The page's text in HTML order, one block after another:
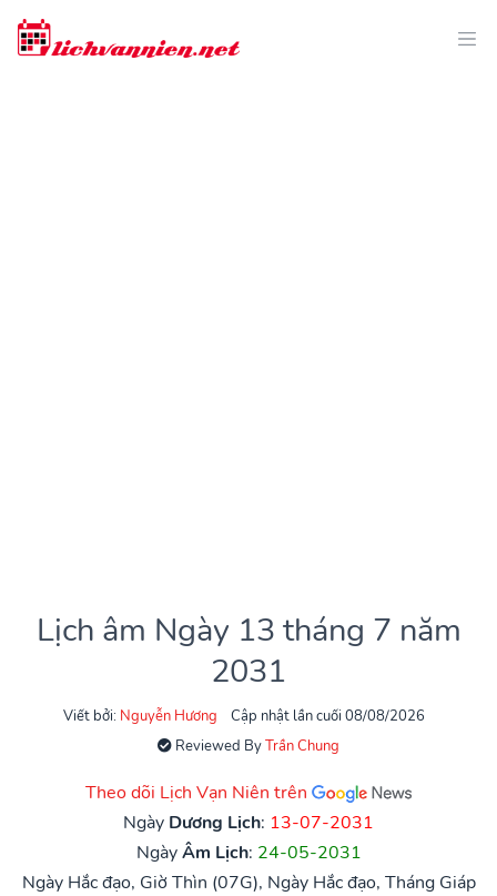
Lịch âm Ngày 13 tháng 7 năm
2031
Viết bởi: Nguyễn Hương
Cập nhật lần cuối 08/08/2026
Reviewed ByTrần Chung
Theo dõi Lịch Vạn Niên trên
Ngày Dương Lịch: 13-07-2031
NgàyÂm Lịch: 24-05-2031
Ngày Hắc đạo, Giờ Thìn (07G), Ngày Hắc đạo, Tháng Giáp